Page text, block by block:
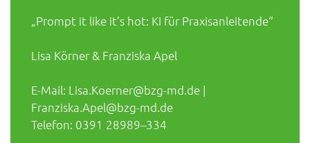
„Prompt it like it’s hot: KI für Praxisanleitende“
Lisa Körner & Franziska Apel
E-Mail: Lisa.Koerner@bzg-md.de |
Franziska.Apel@bzg-md.de
Telefon: 0391 28989–334